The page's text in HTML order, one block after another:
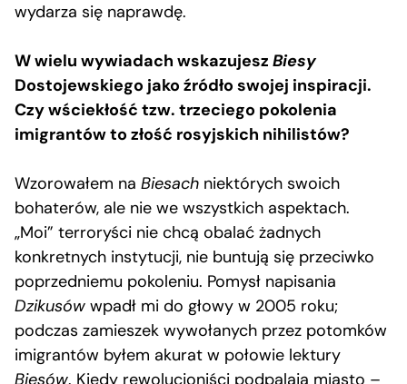
wydarza się naprawdę.
W wielu wywiadach wskazujesz Biesy
Dostojewskiego jako źródło swojej inspiracji.
Czy wściekłość tzw. trzeciego pokolenia
imigrantów to złość rosyjskich nihilistów?
Wzorowałem na Biesach niektórych swoich
bohaterów, ale nie we wszystkich aspektach.
„Moi” terroryści nie chcą obalać żadnych
konkretnych instytucji, nie buntują się przeciwko
poprzedniemu pokoleniu. Pomysł napisania
Dzikusów wpadł mi do głowy w 2005 roku;
podczas zamieszek wywołanych przez potomków
imigrantów byłem akurat w połowie lektury